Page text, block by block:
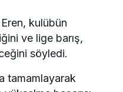
kulübün
ve lige barış,
söyledi.
tamamlayarak